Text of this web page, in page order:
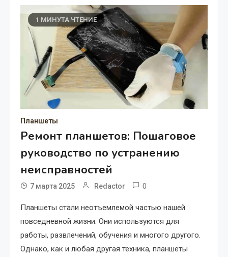
1 МИНУТА ЧТЕНИЕ
Планшеты
Ремонт планшетов: Пошаговое
руководство по устранению
неисправностей
7 марта 2025 Redactor 0
Планшеты стали неотъемлемой частью нашей
повседневной жизни. Они используются для
работы, развлечений, обучения и многого другого.
Однако, как и любая другая техника, планшеты